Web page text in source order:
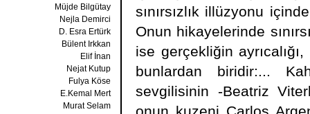
Müjde Bilgütay
Nejla Demirci
D. Esra Ertürk
Bülent Irkkan
Elif İnan
Nejat Kutup
Fulya Köse
E.Kemal Mert
Murat Selam
sınırsızlık illüzyonu
Onun hikayelerinde
ise gerçekliğin
bunlardan biridir:...
sevgilisinin -Beatriz